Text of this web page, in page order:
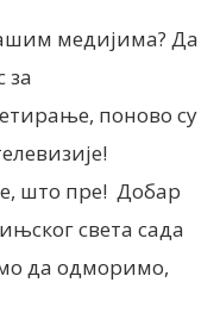
медијима? Да
за
поново су
што пре! Добар
света сада
да одморимо,